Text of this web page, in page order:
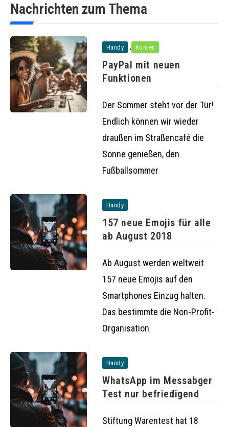
Nachrichten zum Thema
Handy , Konten
PayPal mit neuen
Funktionen
Der Sommer steht vor der Tür!
Endlich können wir wieder
draußen im Straßencafé die
Sonne genießen, den
Fußballsommer
Handy
157 neue Emojis für alle
ab August 2018
Ab August werden weltweit
157 neue Emojis auf den
Smartphones Einzug halten.
Das bestimmte die Non-Profit-
Organisation
Handy
WhatsApp im Messabger
Test nur befriedigend
Stiftung Warentest hat 18